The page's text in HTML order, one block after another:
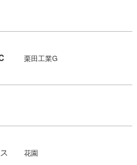
栗田工業G
花園